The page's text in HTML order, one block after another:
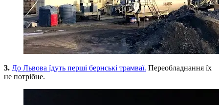
3. До Львова їдуть перші бернські трамваї. Переобладнання їх
не потрібне.